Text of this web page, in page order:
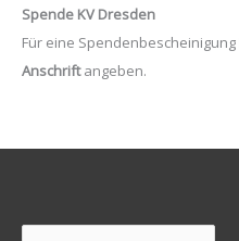
Spende KV Dresden
Für eine Spendenbescheinigung
Anschriftangeben.